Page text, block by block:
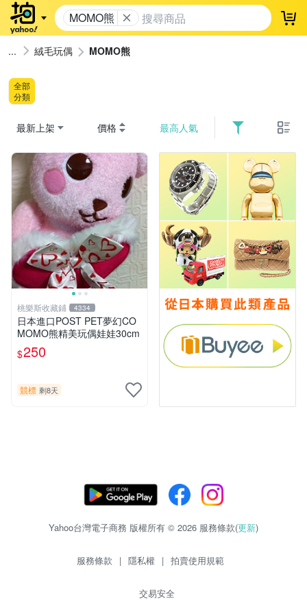
MOMO熊 登
絨毛玩偶 MOMO熊
全部
分類
最新上架 價格 最高人氣
桃樂斯收藏鋪 4334
日本進口POST PET夢幻CO
MOMO熊精美玩偶娃娃30cm
$250
競標 剩8天
Yahoo台灣電子商務 版權所有 © 2026 服務條款(更新)
服務條款 | 隱私權 | 拍賣使用規範
交易安全